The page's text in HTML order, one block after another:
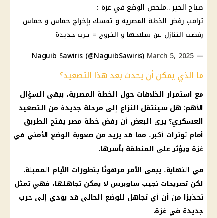
صباح الخير ..ملخص الوضع في غزة :
ترامب رفض الخطة المصرية و تمسك بإخراج حماس و حماس
رفضت التنازل عن سلاحها و الخروج = حرب جديدة
— Naguib Sawiris (@NaguibSawiris)
March 5, 2025
ما الذي يمكن أن يحدث بعد هذا التصعيد؟
مع استمرار الخلافات حول الخطة المصرية، يبقى السؤال
الأهم: هل سينتقل النزاع إلى مرحلة جديدة من التصعيد
العسكري؟ يرى البعض أن رفض خطة مصر يفتح الطريق
أمام توترات أكبر، مما قد يزيد من صعوبة الوضع الأمني في
غزة ويؤثر على المنطقة بأسرها.
في النهاية، يبقى الأمر مرهونًا بتطورات الأيام المقبلة.
لكن تصريحات نجيب ساويرس لا يمكن تجاهلها، فهي تمثل
تحذيرًا من أن أي تجاهل للوضع الحالي قد يؤدي إلى حرب
جديدة في غزة.